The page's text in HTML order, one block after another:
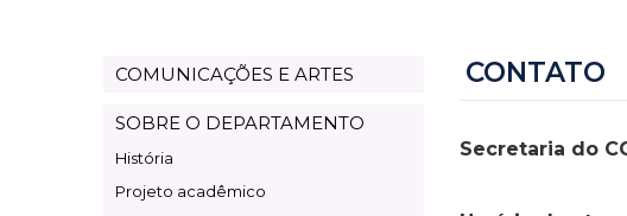
Departamento
Comunicações
e
Artes
COMUNICAÇÕES E ARTES
SOBRE O DEPARTAMENTO
História
Projeto acadêmico
CONTATO
Secretaria do